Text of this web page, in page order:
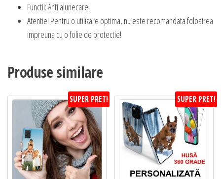
Functii: Anti alunecare.
Atentie! Pentru o utilizare optima, nu este recomandata folosirea
impreuna cu o folie de protectie!
Produse similare
SUPER PRET! SUPER PRET!